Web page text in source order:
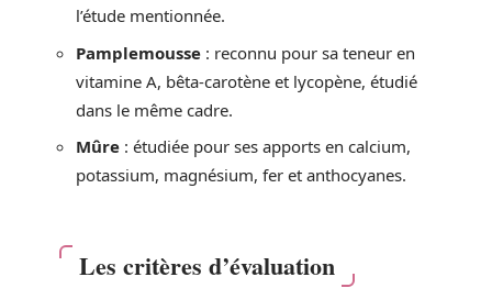
l’étude mentionnée.
Pamplemousse : reconnu pour sa teneur en
vitamine A, bêta-carotène et lycopène, étudié
dans le même cadre.
Mûre : étudiée pour ses apports en calcium,
potassium, magnésium, fer et anthocyanes.
Les critères d’évaluation